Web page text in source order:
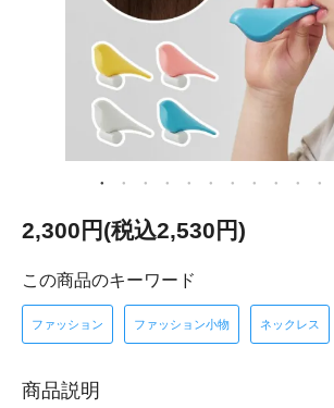
2,300円(税込2,530円)
この商品のキーワード
ファッション ファッション小物 ネックレス
商品説明